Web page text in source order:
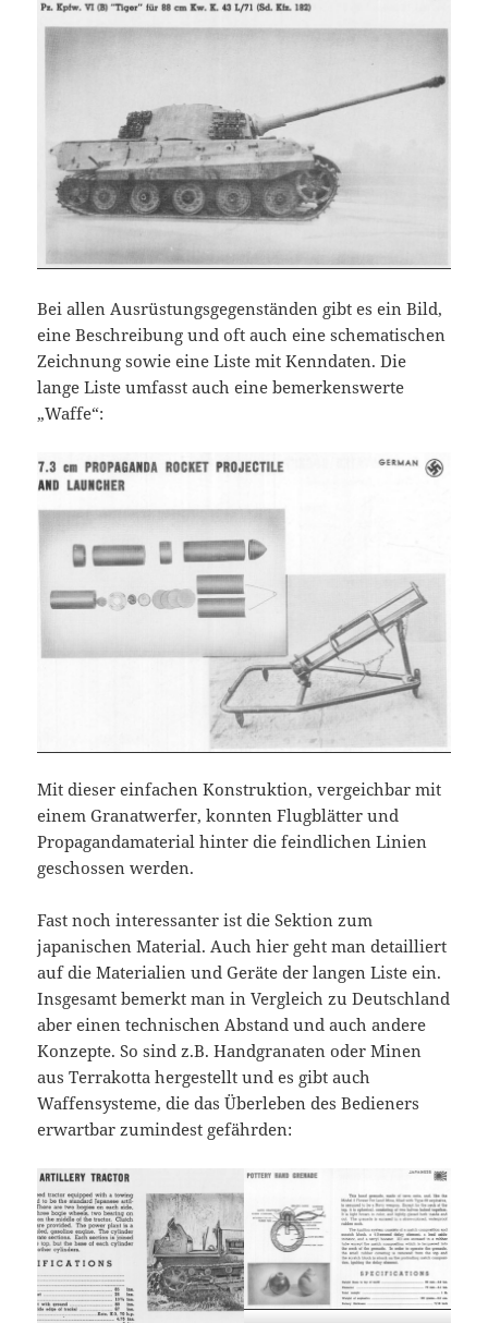
Bei allen Ausrüstungsgegenständen gibt es ein Bild,
eine Beschreibung und oft auch eine schematischen
Zeichnung sowie eine Liste mit Kenndaten. Die
lange Liste umfasst auch eine bemerkenswerte
„Waffe“:
Mit dieser einfachen Konstruktion, vergeichbar mit
einem Granatwerfer, konnten Flugblätter und
Propagandamaterial hinter die feindlichen Linien
geschossen werden.
Fast noch interessanter ist die Sektion zum
japanischen Material. Auch hier geht man detailliert
auf die Materialien und Geräte der langen Liste ein.
Insgesamt bemerkt man in Vergleich zu Deutschland
aber einen technischen Abstand und auch andere
Konzepte. So sind z.B. Handgranaten oder Minen
aus Terrakotta hergestellt und es gibt auch
Waffensysteme, die das Überleben des Bedieners
erwartbar zumindest gefährden: